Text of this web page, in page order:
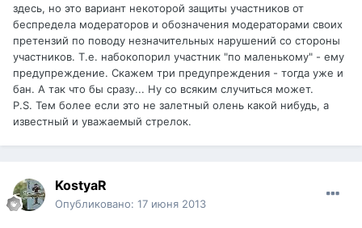
здесь, но это вариант некоторой защиты участников от
беспредела модераторов и обозначения модераторами своих
претензий по поводу незначительных нарушений со стороны
участников. Т.е. набокопорил участник "по маленькому" - ему
предупреждение. Скажем три предупреждения - тогда уже и
бан. А так что бы сразу... Ну со всяким случиться может.
P.S. Тем более если это не залетный олень какой нибудь, а
известный и уважаемый стрелок.
KostyaR
Опубликовано: 17 июня 2013